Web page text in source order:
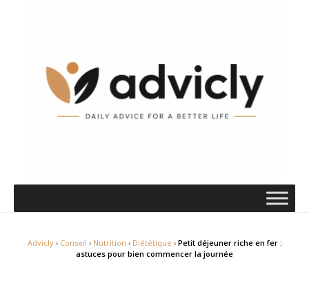
Advicly› Conseil › Nutrition › Diététique › Petit déjeuner riche en fer :
astuces pour bien commencer la journée